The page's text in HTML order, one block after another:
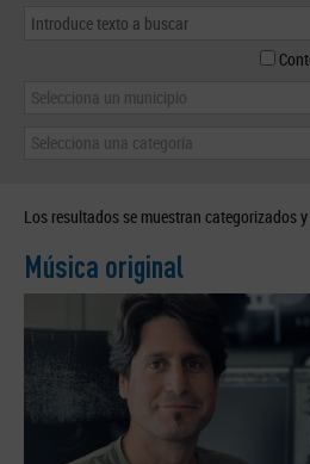
Selecciona un municipio
Selecciona una categoría
Los resultados se muestran categorizados
Música original